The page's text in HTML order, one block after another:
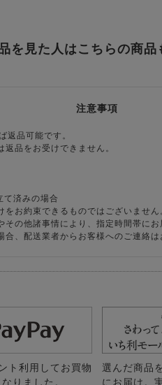
を見た人はこちらの商品
注意事項
返品可能です。
品をお受けできません。
て済みの場合
お約束できるものではございません
の他諸事情により、指定時間帯に
、配送業者からお客様へのご連絡は
ト利用してお買物
りました。
選んだ商品
にお届け。